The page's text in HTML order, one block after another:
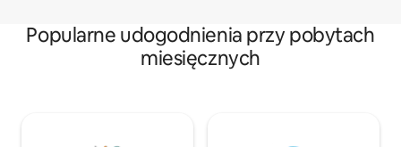
Popularne udogodnienia przy pobytach
miesięcznych